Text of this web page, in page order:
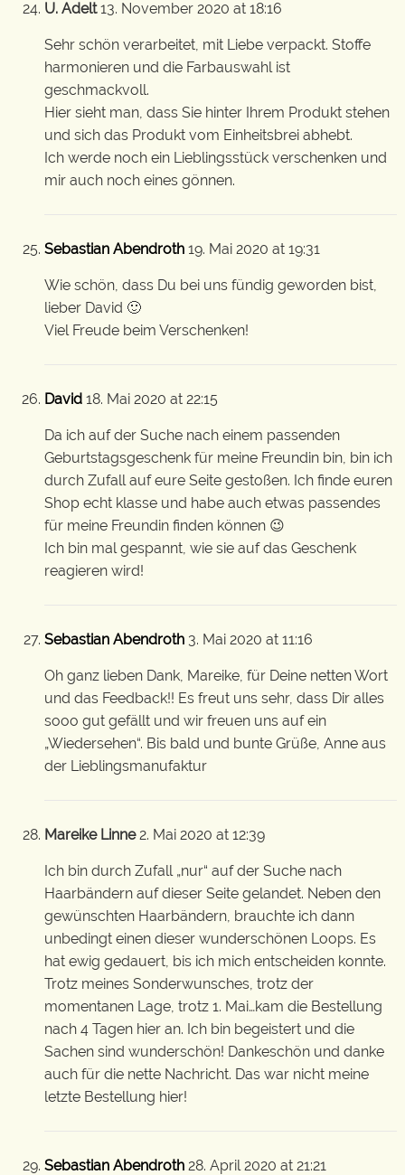
U. Adelt13. November 2020 at 18:16
Sehr schön verarbeitet, mit Liebe verpackt. Stoffe
harmonieren und die Farbauswahl ist
geschmackvoll.
Hier sieht man, dass Sie hinter Ihrem Produkt stehen
und sich das Produkt vom Einheitsbrei abhebt.
Ich werde noch ein Lieblingsstück verschenken und
mir auch noch eines gönnen.
Sebastian Abendroth 19. Mai 2020 at 19:31
Wie schön, dass Du bei uns fündig geworden bist,
lieber David 🙂
Viel Freude beim Verschenken!
David 18. Mai 2020 at 22:15
Da ich auf der Suche nach einem passenden
Geburtstagsgeschenk für meine Freundin bin, bin ich
durch Zufall auf eure Seite gestoßen. Ich finde euren
Shop echt klasse und habe auch etwas passendes
für meine Freundin finden können 😉
Ich bin mal gespannt, wie sie auf das Geschenk
reagieren wird!
Sebastian Abendroth 3. Mai 2020 at 11:16
Oh ganz lieben Dank, Mareike, für Deine netten Wort
und das Feedback!! Es freut uns sehr, dass Dir alles
sooo gut gefällt und wir freuen uns auf ein
„Wiedersehen“. Bis bald und bunte Grüße, Anne aus
der Lieblingsmanufaktur
Mareike Linne2. Mai 2020 at 12:39
Ich bin durch Zufall „nur“ auf der Suche nach
Haarbändern auf dieser Seite gelandet. Neben den
gewünschten Haarbändern, brauchte ich dann
unbedingt einen dieser wunderschönen Loops. Es
hat ewig gedauert, bis ich mich entscheiden konnte.
Trotz meines Sonderwunsches, trotz der
momentanen Lage, trotz 1. Mai…kam die Bestellung
nach 4 Tagen hier an. Ich bin begeistert und die
Sachen sind wunderschön! Dankeschön und danke
auch für die nette Nachricht. Das war nicht meine
letzte Bestellung hier!
Sebastian Abendroth 28. April 2020 at 21:21